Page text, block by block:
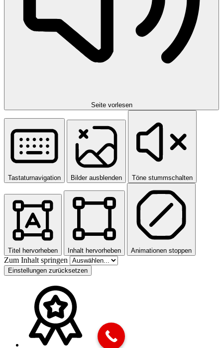
Seite vorlesen
Tastaturnavigation Bilder ausblenden Töne stummschalten
Titel hervorheben Inhalt hervorheben Animationen stoppen
Zum Inhalt springen
Einstellungen zurücksetzen